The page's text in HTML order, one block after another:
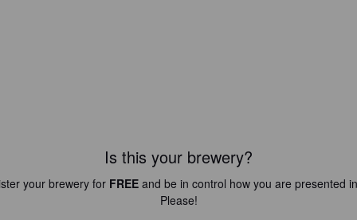
Is this your brewery?
your brewery for FREEand be in control how you are presented
Please!